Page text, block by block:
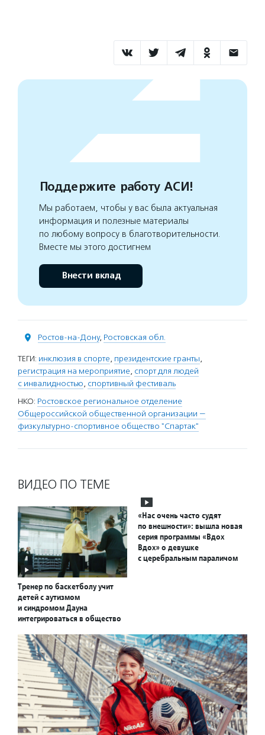
Поддержите работу АСИ!
Мы работаем, чтобы у вас была актуальная
информация и полезные материалы
по любому вопросу в благотворительности.
Вместе мы этого достигнем
Внести вклад
Ростов-на-Дону, Ростовская обл.
ТЕГИ: инклюзия в спорте, президентские гранты,
регистрация на мероприятие, спорт для людей
с инвалидностью, спортивный фестиваль
НКО: Ростовское региональное отделение
Общероссийской общественной организации —
физкультурно-спортивное общество "Спартак"
ВИДЕО ПО ТЕМЕ
Тренер по баскетболу учит
детей с аутизмом
и синдромом Дауна
интегрироваться в общество
«Нас очень часто судят
по внешности»: вышла новая
серия программы «Вдох
Вдох» о девушке
с церебральным параличом